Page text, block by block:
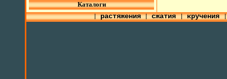
Каталоги
|растяжения|сжатия|кручения